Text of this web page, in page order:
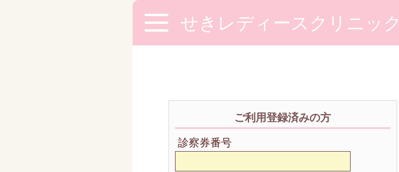
せきレディースクリニック
ご利用登録済みの方
診察券番号